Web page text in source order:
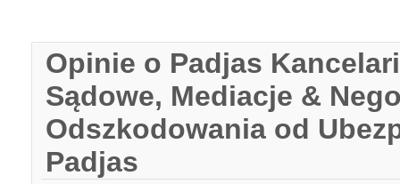
Opinie o Padjas
Sądowe, Mediacje &
Odszkodowania od
Padjas